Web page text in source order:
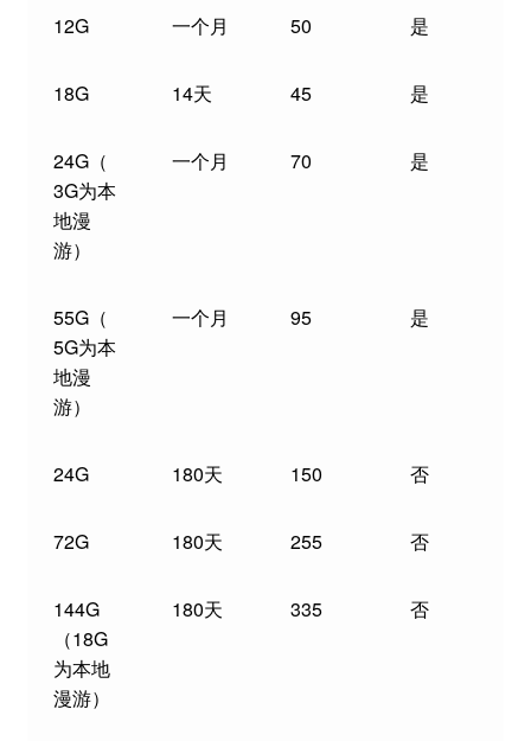
12G 一个月 50 是
18G 14天 45 是
24G（
3G为本
地漫
游）
一个月 70 是
55G（
5G为本
地漫
游）
一个月 95 是
24G 180天 150 否
72G 180天 255 否
144G
（18G
为本地
漫游）
180天 335 否